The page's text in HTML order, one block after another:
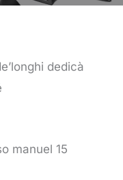
dedicà
manuel 15